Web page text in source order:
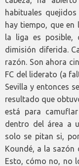
habituales
hay tiempo, que
la liga es posible,
dimisión diferida.
razón. Son ahora
FC del liderato (a
Sevilla y entonces
resultado que
está para
dentro del área a
solo se pitan si,
Koundé, a la sazón
Esto, cómo no, no